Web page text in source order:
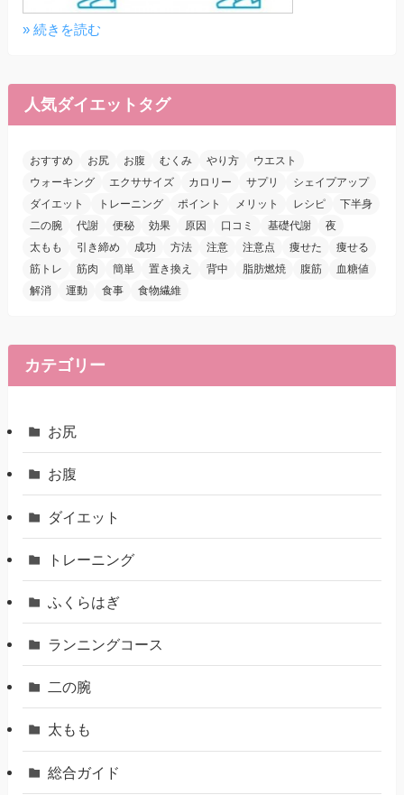
» 続きを読む
人気ダイエットタグ
おすすめ お尻 お腹 むくみ やり方
ウエスト
ウォーキング
エクササイズ カロリー サプリ
シェイプアップ
ダイエット
トレーニング ポイント メリット レシピ
下半身
二の腕
代謝 便秘 効果 原因 口コミ 基礎代謝
夜
太もも
引き締め 成功 方法 注意 注意点 痩せた
痩せる
筋トレ
筋肉 簡単 置き換え 背中 脂肪燃焼 腹筋
血糖値
解消
運動 食事 食物繊維
カテゴリー
お尻
お腹
ダイエット
トレーニング
ふくらはぎ
ランニングコース
二の腕
太もも
総合ガイド